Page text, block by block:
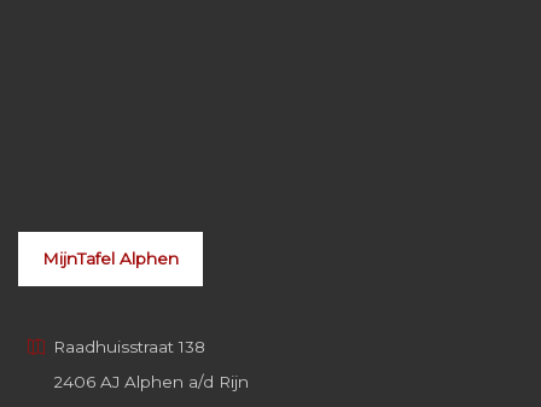
MijnTafel Alphen
Raadhuisstraat 138
2406 AJ Alphen a/d Rijn